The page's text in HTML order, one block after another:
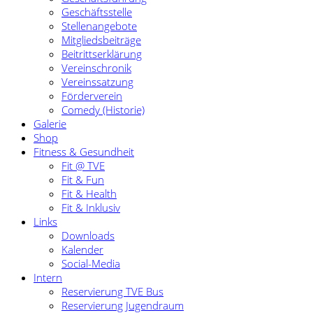
Geschäftsstelle
Stellenangebote
Mitgliedsbeiträge
Beitrittserklärung
Vereinschronik
Vereinssatzung
Förderverein
Comedy (Historie)
Galerie
Shop
Fitness & Gesundheit
Fit @ TVE
Fit & Fun
Fit & Health
Fit & Inklusiv
Links
Downloads
Kalender
Social-Media
Intern
Reservierung TVE Bus
Reservierung Jugendraum